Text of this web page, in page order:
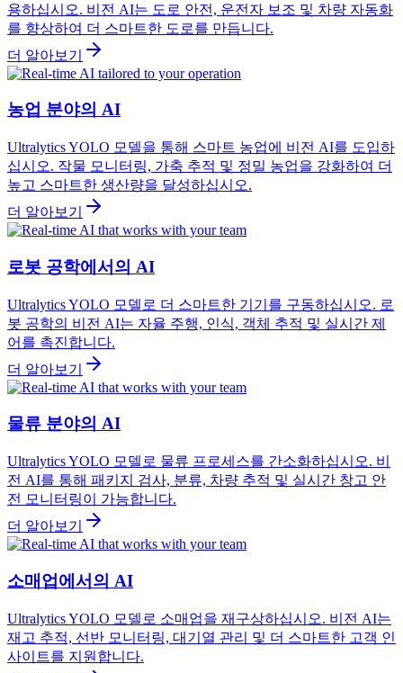
용하십시오. 비전 AI는 도로 안전, 운전자 보조 및 차량 자동화
를 향상하여 더 스마트한 도로를 만듭니다.
더 알아보기
농업 분야의 AI
Ultralytics YOLO 모델을 통해 스마트 농업에 비전 AI를 도입하
십시오. 작물 모니터링, 가축 추적 및 정밀 농업을 강화하여 더
높고 스마트한 생산량을 달성하십시오.
더 알아보기
로봇 공학에서의 AI
Ultralytics YOLO 모델로 더 스마트한 기기를 구동하십시오. 로
봇 공학의 비전 AI는 자율 주행, 인식, 객체 추적 및 실시간 제
어를 촉진합니다.
더 알아보기
물류 분야의 AI
Ultralytics YOLO 모델로 물류 프로세스를 간소화하십시오. 비
전 AI를 통해 패키지 검사, 분류, 차량 추적 및 실시간 창고 안
전 모니터링이 가능합니다.
더 알아보기
소매업에서의 AI
Ultralytics YOLO 모델로 소매업을 재구상하십시오. 비전 AI는
재고 추적, 선반 모니터링, 대기열 관리 및 더 스마트한 고객 인
사이트를 지원합니다.